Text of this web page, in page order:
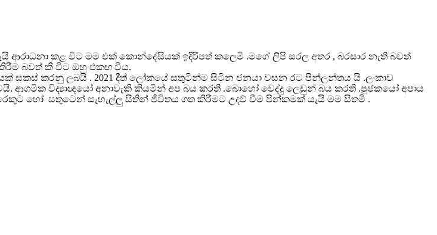
ආරාධනා කළ විට මම එක් කොන්දේසියක් ඉදිරිපත් කලෙමි .මගේ ලිපි සරල අතර , බරසාර නැති බවත්
බවත් කී විට ඔහු එකඟ විය.
සකස් කරනු ලබයි . 2021 දීත් ලෝකයේ සතුටින්ම සිටින ජනයා වසන රට පින්ලන්තය යි .ලංකාව
විද්‍යාඥයෝ අනාවැකි කියමින් අප බය කරති .බොහෝ වෙද්දු ලෙඩුන් බය කරති .පූජකයෝ අපාය
හෝ සතුටෙන් සැහැල්ලු සිතින් ජීවිතය ගත කිරීමට උදව් වීම පින්කමක් යැයි මම සිතමි .